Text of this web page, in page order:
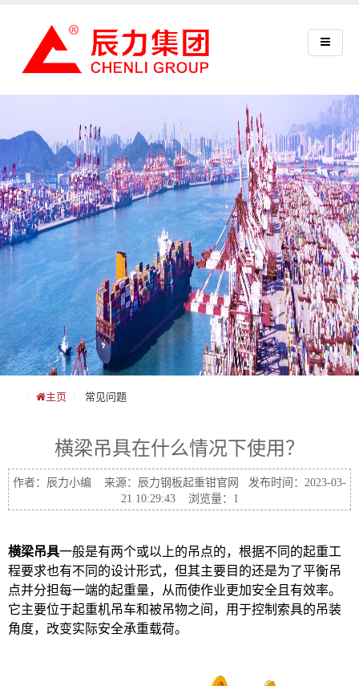
主页 常见问题
横梁吊具在什么情况下使用？
作者：辰力小编 来源：辰力钢板起重钳官网 发布时间：2023-03-
21 10:29:43 浏览量：1
横梁吊具一般是有两个或以上的吊点的，根据不同的起重工
程要求也有不同的设计形式，但其主要目的还是为了平衡吊
点并分担每一端的起重量，从而使作业更加安全且有效率。
它主要位于起重机吊车和被吊物之间，用于控制索具的吊装
角度，改变实际安全承重载荷。